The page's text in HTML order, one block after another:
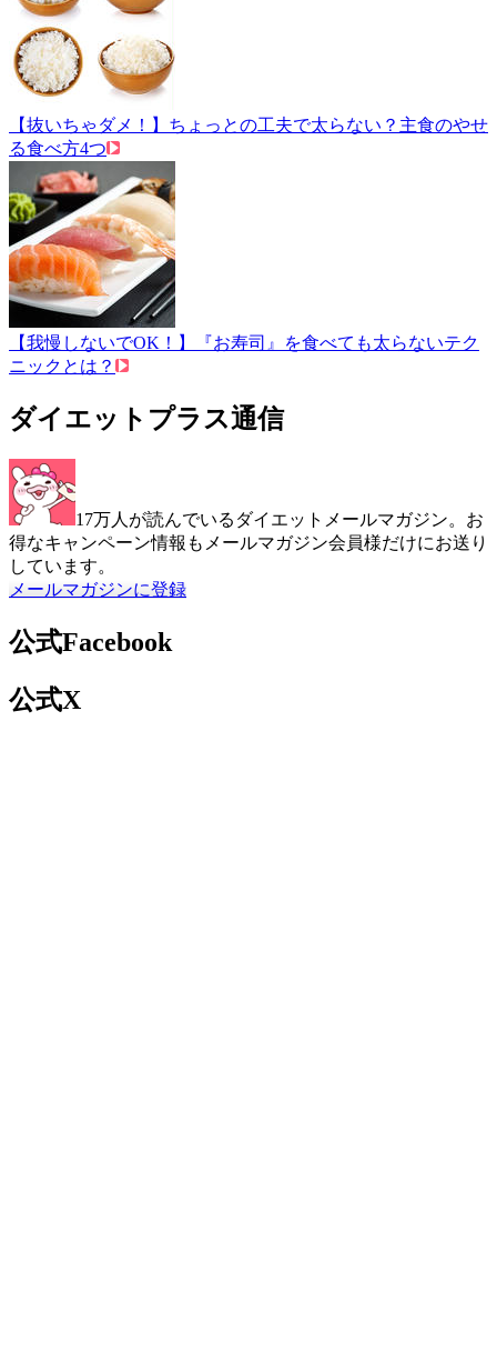
【抜いちゃダメ！】ちょっとの工夫で太らない？主食のやせ
る食べ方4つ
【我慢しないでOK！】『お寿司』を食べても太らないテク
ニックとは？
ダイエットプラス通信
17万人が読んでいるダイエットメールマガジン。お
得なキャンペーン情報もメールマガジン会員様だけにお送り
しています。
メールマガジンに登録
公式Facebook
公式X